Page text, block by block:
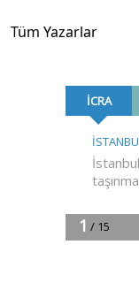
Tüm Yazarlar